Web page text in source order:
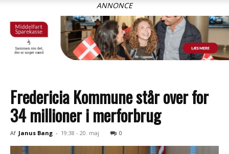
ANNONCE
Fredericia Kommune står over for
34 millioner i merforbrug
Af Janus Bang - 19:38 - 20. maj 0